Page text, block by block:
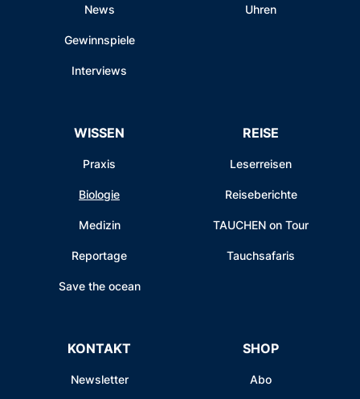
News
Gewinnspiele
Interviews
Uhren
WISSEN
Praxis
Biologie
Medizin
Reportage
Save the ocean
REISE
Leserreisen
Reiseberichte
TAUCHEN on Tour
Tauchsafaris
KONTAKT
Newsletter
SHOP
Abo